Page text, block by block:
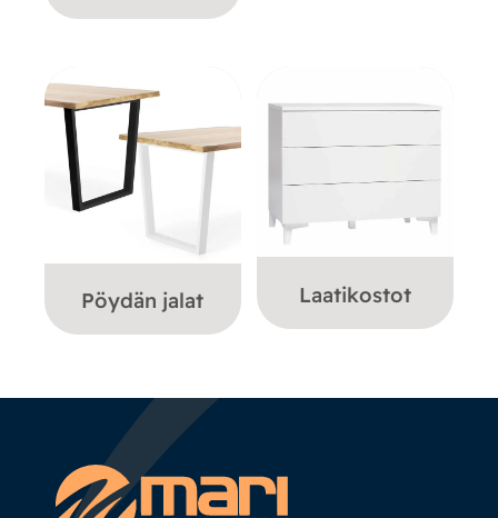
Pöydän jalat Laatikostot